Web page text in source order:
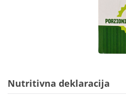
Nutritivna deklaracija